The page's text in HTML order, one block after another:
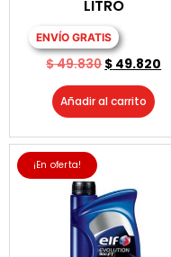
LITRO
ENVÍO GRATIS
$49.830$ 49.820
Añadir al carrito
¡En oferta!